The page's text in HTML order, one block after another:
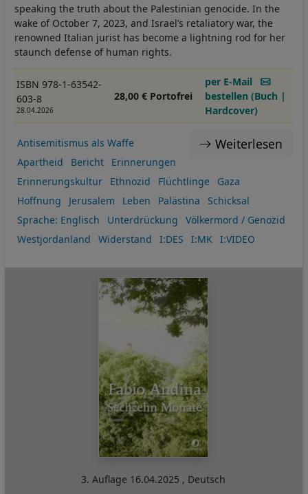
speaking the truth about the Palestinian genocide. In the
wake of October 7, 2023, and Israel’s retaliatory war, the
renowned Italian jurist has become a lightning rod for her
staunch defense of human rights.
ISBN 978-1-63542-
603-8
28.04.2026
28,00 € Portofrei
per E-Mail
bestellen (Buch |
Hardcover)
Weiterlesen
Antisemitismus als Waffe
Apartheid
Bericht
Erinnerungen
Erinnerungskultur
Ethnozid Flüchtlinge
Gaza
Hoffnung
Jerusalem Leben Palästina
Schicksal
Sprache: Englisch
Unterdrückung
Völkermord / Genozid
Westjordanland
Widerstand I:DES I:MK I:VIDEO
3. Auflage 16.04.2025 , Deutsch